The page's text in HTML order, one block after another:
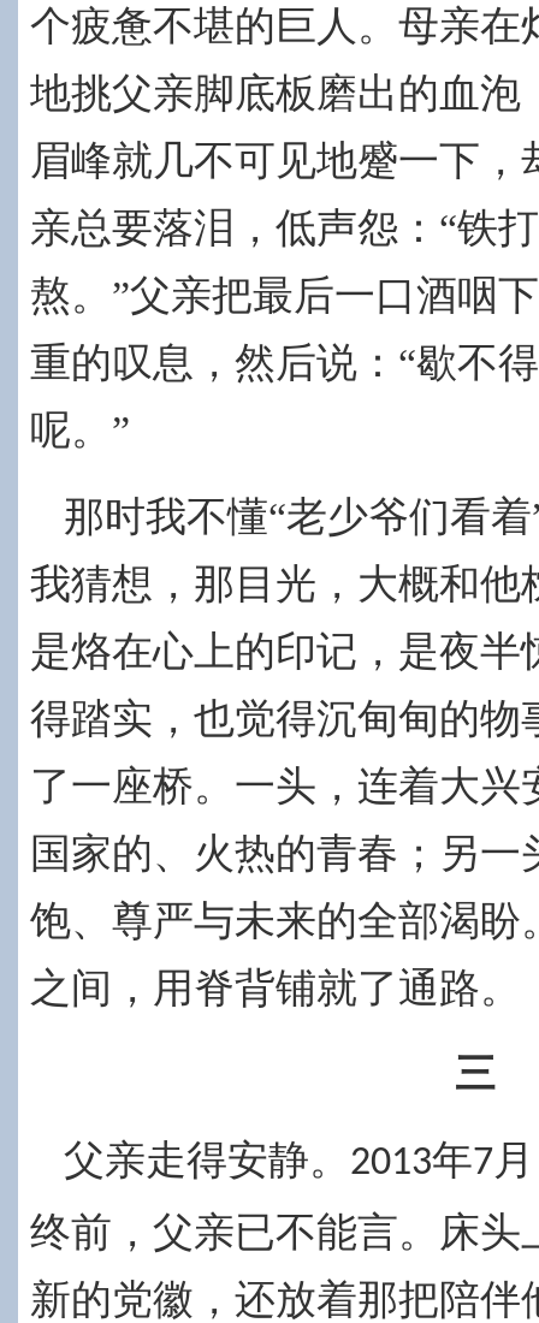
个疲惫不堪的巨人。母亲在
地挑父亲脚底板磨出的血泡
眉峰就几不可见地蹙一下
亲总要落泪，低声怨：“铁
熬。”父亲把最后一口酒咽
重的叹息，然后说：“歇不
呢。”
那时我不懂“老少爷们看
我猜想，那目光，大概和他
是烙在心上的印记，是夜
得踏实，也觉得沉甸甸的物
了一座桥。一头，连着大
国家的、火热的青春；另
饱、尊严与未来的全部渴盼
之间，用脊背铺就了通路。
三
父亲走得安静。 2013年7
终前， 父亲已不能言。床头
新的党徽，还放着那把陪